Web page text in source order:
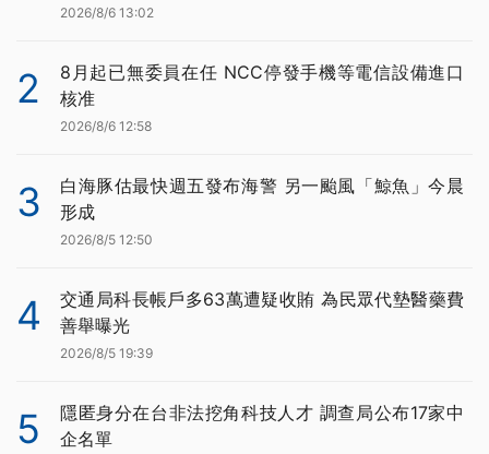
2026/8/6 13:02
2
8月起已無委員在任 NCC停發手機等電信設備進口
核准
2026/8/6 12:58
3
白海豚估最快週五發布海警 另一颱風「鯨魚」今晨
形成
2026/8/5 12:50
4
交通局科長帳戶多63萬遭疑收賄 為民眾代墊醫藥費
善舉曝光
2026/8/5 19:39
5
隱匿身分在台非法挖角科技人才 調查局公布17家中
企名單